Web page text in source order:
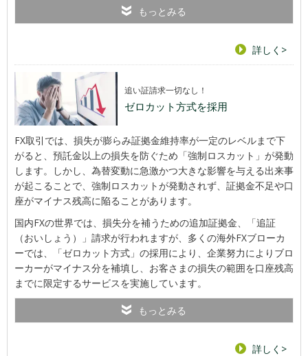
もっとみる
詳しく>
追い証請求一切なし！
ゼロカット方式を採用
FX取引では、損失が膨らみ証拠金維持率が一定のレベルまで下
がると、預託金以上の損失を防ぐため「強制ロスカット」が発動
します。しかし、為替変動に急激かつ大きな影響を与える出来事
が起こることで、強制ロスカットが発動されず、証拠金不足や口
座がマイナス残高に陥ることがあります。
国内FXの世界では、損失分を補うための追加証拠金、「追証
（おいしょう）」請求が行われますが、多くの海外FXブローカ
ーでは、「ゼロカット方式」の採用により、企業努力によりブロ
ーカーがマイナス分を補填し、お客さまの損失の範囲を口座残高
までに限定するサービスを実施しています。
もっとみる
詳しく>